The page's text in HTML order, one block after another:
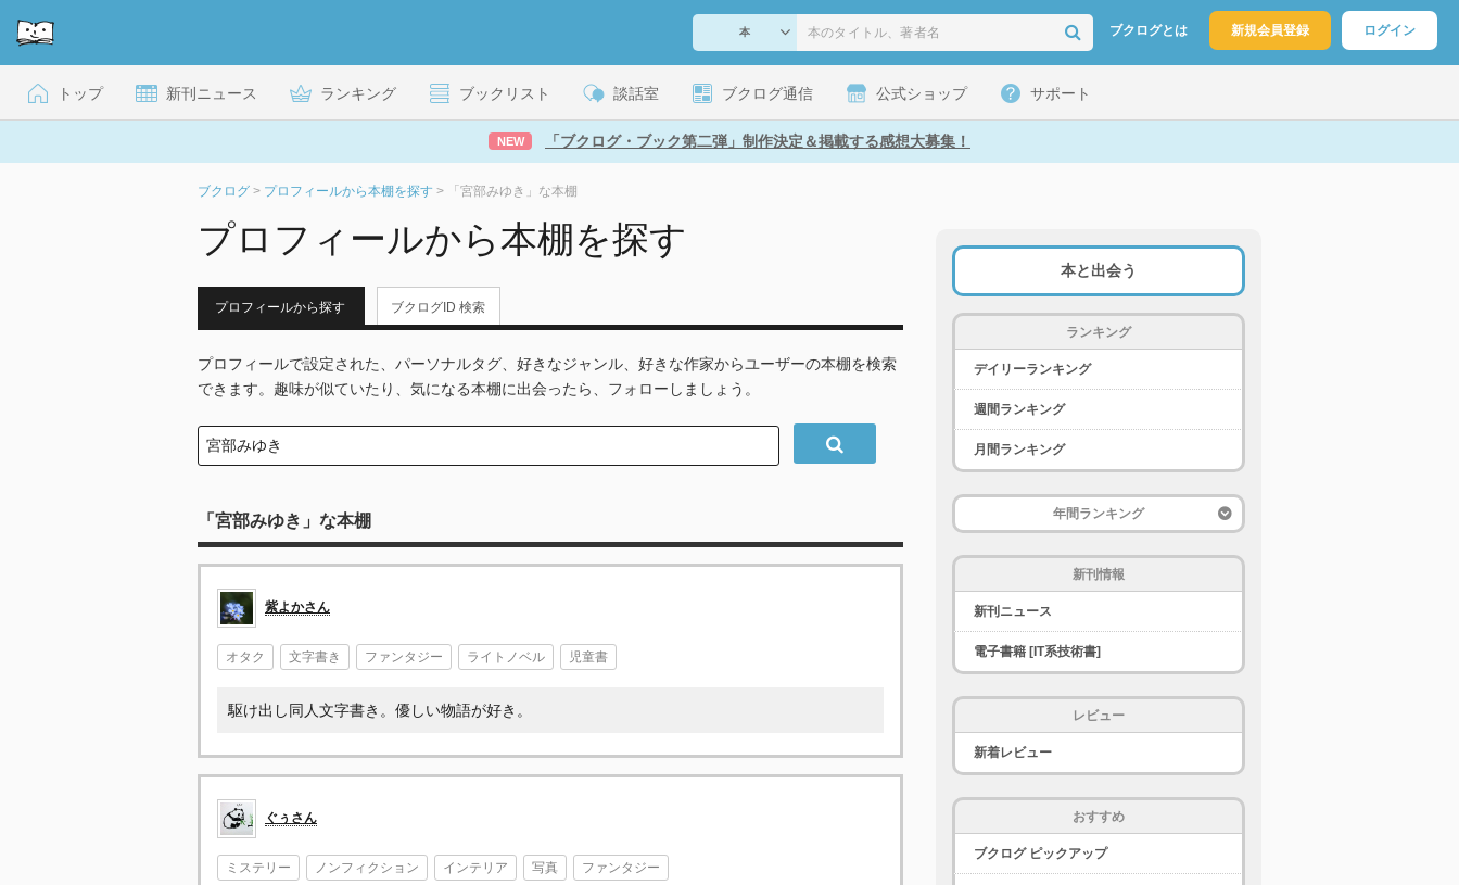
ブクログとは 新規会員登録 ログイン
トップ 新刊ニュース ランキング ブックリスト 談話室 ブクログ通信 公式ショップ サポート
NEW 「ブクログ・ブック第二弾」制作決定＆掲載する感想大募集！
ブクログ > プロフィールから本棚を探す > 「宮部みゆき」な本棚
プロフィールから本棚を探す
プロフィールから探す ブクログID 検索
プロフィールで設定された、パーソナルタグ、好きなジャンル、好きな作家からユーザーの本棚を検索
できます。趣味が似ていたり、気になる本棚に出会ったら、フォローしましょう。
「宮部みゆき」な本棚
紫よかさん
オタク 文字書き ファンタジー ライトノベル 児童書
駆け出し同人文字書き。優しい物語が好き。
ぐぅさん
ミステリー ノンフィクション インテリア 写真 ファンタジー
本と出会う
ランキング
デイリーランキング
週間ランキング
月間ランキング
年間ランキング
新刊情報
新刊ニュース
電子書籍 [IT系技術書]
レビュー
新着レビュー
おすすめ
ブクログ ピックアップ